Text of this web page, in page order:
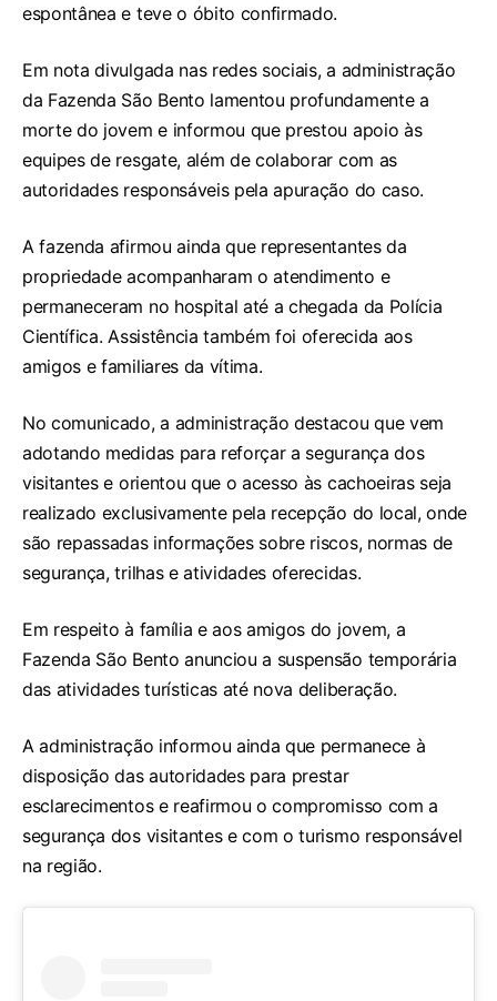
espontânea e teve o óbito confirmado.
Em nota divulgada nas redes sociais, a administração
da Fazenda São Bento lamentou profundamente a
morte do jovem e informou que prestou apoio às
equipes de resgate, além de colaborar com as
autoridades responsáveis pela apuração do caso.
A fazenda afirmou ainda que representantes da
propriedade acompanharam o atendimento e
permaneceram no hospital até a chegada da Polícia
Científica. Assistência também foi oferecida aos
amigos e familiares da vítima.
No comunicado, a administração destacou que vem
adotando medidas para reforçar a segurança dos
visitantes e orientou que o acesso às cachoeiras seja
realizado exclusivamente pela recepção do local, onde
são repassadas informações sobre riscos, normas de
segurança, trilhas e atividades oferecidas.
Em respeito à família e aos amigos do jovem, a
Fazenda São Bento anunciou a suspensão temporária
das atividades turísticas até nova deliberação.
A administração informou ainda que permanece à
disposição das autoridades para prestar
esclarecimentos e reafirmou o compromisso com a
segurança dos visitantes e com o turismo responsável
na região.